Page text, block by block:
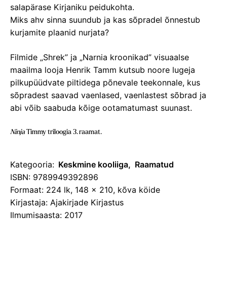
salapärase Kirjaniku peidukohta.
Miks ahv sinna suundub ja kas sõpradel õnnestub
kurjamite plaanid nurjata?
Filmide „Shrek” ja „Narnia kroonikad” visuaalse
maailma looja Henrik Tamm kutsub noore lugeja
pilkupüüdvate piltidega põnevale teekonnale, kus
sõpradest saavad vaenlased, vaenlastest sõbrad ja
abi võib saabuda kõige ootamatumast suunast.
NinjaTimmy triloogia 3. raamat.
Kategooria: Keskmine kooliiga
Raamatud
ISBN: 9789949392896
Formaat: 224 lk, 148 x 210, kõva köide
Kirjastaja: Ajakirjade Kirjastus
Ilmumisaasta: 2017